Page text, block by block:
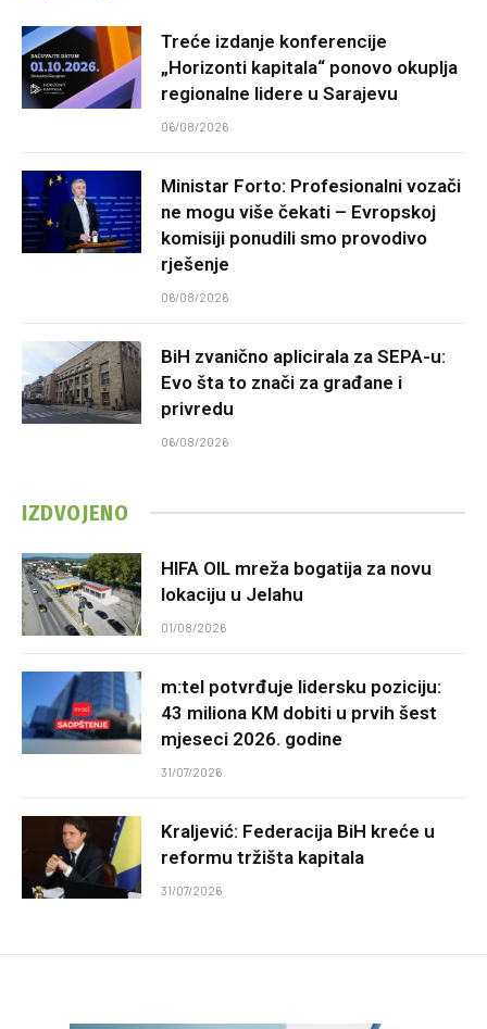
Treće izdanje konferencije
„Horizonti kapitala“ ponovo okuplja
regionalne lidere u Sarajevu
06/08/2026
Ministar Forto: Profesionalni vozači
ne mogu više čekati – Evropskoj
komisiji ponudili smo provodivo
rješenje
06/08/2026
BiH zvanično aplicirala za SEPA-u:
Evo šta to znači za građane i
privredu
06/08/2026
IZDVOJENO
HIFA OIL mreža bogatija za novu
lokaciju u Jelahu
01/08/2026
m:tel potvrđuje lidersku poziciju:
43 miliona KM dobiti u prvih šest
mjeseci 2026. godine
31/07/2026
Kraljević: Federacija BiH kreće u
reformu tržišta kapitala
31/07/2026